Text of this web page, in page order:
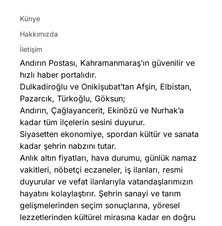
Künye
Hakkımızda
İletişim
Andırın Postası, Kahramanmaraş’ın güvenilir ve
hızlı haber portalıdır.
Dulkadiroğlu ve Onikişubat’tan Afşin, Elbistan,
Pazarcık, Türkoğlu, Göksun;
Andırın, Çağlayancerit, Ekinözü ve Nurhak’a
kadar tüm ilçelerin sesini duyurur.
Siyasetten ekonomiye, spordan kültür ve sanata
kadar şehrin nabzını tutar.
Anlık altın fiyatları, hava durumu, günlük namaz
vakitleri, nöbetçi eczaneler, iş ilanları, resmi
duyurular ve vefat ilanlarıyla vatandaşlarımızın
hayatını kolaylaştırır. Şehrin sanayi ve tarım
gelişmelerinden seçim sonuçlarına, yöresel
lezzetlerinden kültürel mirasına kadar en doğru